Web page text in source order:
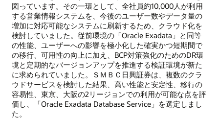
図っています。その一環として、全社員約10,000人が利用
する営業情報システムを、今後のユーザー数やデータ量の
増加に対応可能なシステムに刷新するため、クラウド化を
検討していました。従前環境の「Oracle Exadata」と同等
の性能、ユーザーへの影響を極小化した確実かつ短期間で
の移行、可用性の向上に加え、BCP対策強化のためのDR環
境と定期的なバージョンアップを推進する検証環境が新た
に求められていました。ＳＭＢＣ日興証券は、複数のクラ
ウドサービスを検討した結果、高い性能と安定性、移行の
容易性、東京、大阪の2リージョンでの利用が可能な点を評
価し、「Oracle Exadata Database Service」を選定しまし
た。